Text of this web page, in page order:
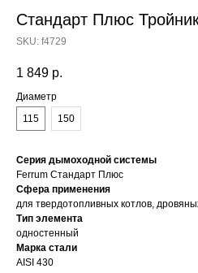
Стандарт Плюс
SKU: f4729
1 849 р.
Диаметр
115
150
Серия дымоходной системы
Ferrum Стандарт Плюс
Сфера применения
для твердотопливных котлов,
Тип элемента
одностенный
Марка стали
AISI 430